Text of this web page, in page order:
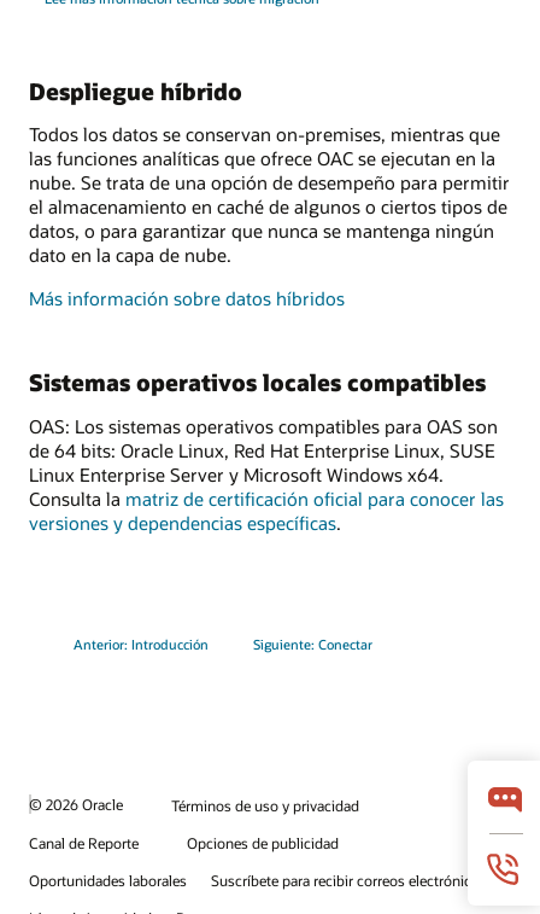
Despliegue híbrido
Todos los datos se conservan on-premises, mientras que
las funciones analíticas que ofrece OAC se ejecutan en la
nube. Se trata de una opción de desempeño para permitir
el almacenamiento en caché de algunos o ciertos tipos de
datos, o para garantizar que nunca se mantenga ningún
dato en la capa de nube.
Más información sobre datos híbridos
Sistemas operativos locales compatibles
OAS: Los sistemas operativos compatibles para OAS son
de 64 bits: Oracle Linux, Red Hat Enterprise Linux, SUSE
Linux Enterprise Server y Microsoft Windows x64.
Consulta la matriz de certificación oficial para conocer las
versiones y dependencias específicas.
Anterior: Introducción Siguiente: Conectar
© 2026 Oracle
Términos de uso y privacidad
Canal de Reporte
Opciones de publicidad
Oportunidades laborales
Suscríbete para recibir correos electrónicos